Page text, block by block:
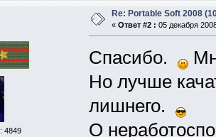
4849
Re: Portable Soft 2008
« Ответ #2 : 05 декабря
Спасибо.
Но лучше
лишнего.
О